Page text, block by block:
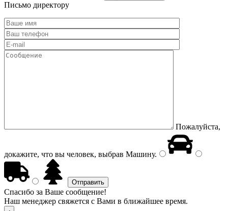
Письмо директору
Пожалуйста,
докажите, что вы человек, выбрав Машину.
Спасибо за Ваше сообщение!
Наш менеджер свяжется с Вами в ближайшее время.